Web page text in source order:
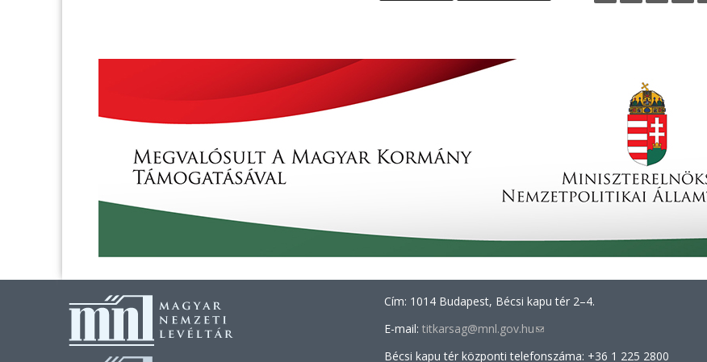
n
Cím: 1014 Budapest, Bécsi kapu tér 2–4.
E-mail: titkarsag@mnl.gov.hu(link
sends
Bécsi kapu tér központi telefonszáma: +36 1 225 2800